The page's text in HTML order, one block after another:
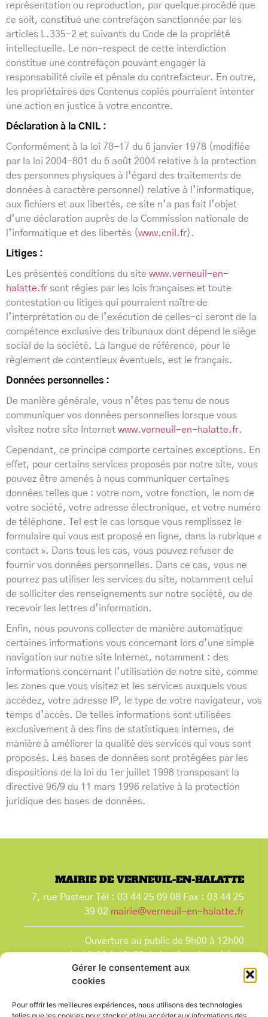
Gérer le consentement aux
cookies
Pour offrir les meilleures expériences, nous utilisons des technologies
représentation ou reproduction, par quelque procédé que
ce soit, constitue une contrefaçon sanctionnée par les
articles L.335-2 et suivants du Code de la propriété
intellectuelle. Le non-respect de cette interdiction
constitue une contrefaçon pouvant engager la
responsabilité civile et pénale du contrefacteur. En outre,
les propriétaires des Contenus copiés pourraient intenter
une action en justice à votre encontre.
Déclaration à la CNIL :
Conformément à la loi 78-17 du 6 janvier 1978 (modifiée
par la loi 2004-801 du 6 août 2004 relative à la protection
des personnes physiques à l’égard des traitements de
données à caractère personnel) relative à l’informatique,
aux fichiers et aux libertés, ce site n’a pas fait l’objet
d’une déclaration auprès de la Commission nationale de
l’informatique et des libertés (www.cnil.fr).
Litiges :
Les présentes conditions du site www.verneuil-en-
halatte.fr sont régies par les lois françaises et toute
contestation ou litiges qui pourraient naître de
l’interprétation ou de l’exécution de celles-ci seront de la
compétence exclusive des tribunaux dont dépend le siège
social de la société. La langue de référence, pour le
règlement de contentieux éventuels, est le français.
Données personnelles :
De manière générale, vous n’êtes pas tenu de nous
communiquer vos données personnelles lorsque vous
visitez notre site Internet www.verneuil-en-halatte.fr.
Cependant, ce principe comporte certaines exceptions. En
effet, pour certains services proposés par notre site, vous
pouvez être amenés à nous communiquer certaines
données telles que : votre nom, votre fonction, le nom de
votre société, votre adresse électronique, et votre numéro
de téléphone. Tel est le cas lorsque vous remplissez le
formulaire qui vous est proposé en ligne, dans la rubrique «
contact ». Dans tous les cas, vous pouvez refuser de
fournir vos données personnelles. Dans ce cas, vous ne
pourrez pas utiliser les services du site, notamment celui
de solliciter des renseignements sur notre société, ou de
recevoir les lettres d’information.
Enfin, nous pouvons collecter de manière automatique
certaines informations vous concernant lors d’une simple
navigation sur notre site Internet, notamment : des
informations concernant l’utilisation de notre site, comme
les zones que vous visitez et les services auxquels vous
accédez, votre adresse IP, le type de votre navigateur, vos
temps d’accès. De telles informations sont utilisées
exclusivement à des fins de statistiques internes, de
manière à améliorer la qualité des services qui vous sont
proposés. Les bases de données sont protégées par les
dispositions de la loi du 1er juillet 1998 transposant la
directive 96/9 du 11 mars 1996 relative à la protection
juridique des bases de données.
MAIRIE DE VERNEUIL-EN-HALATTE
7, rue Pasteur Tél : 03 44 25 09 08 Fax : 03 44 25
39 02 mairie@verneuil-en-halatte.fr
Ouverture au public de 9h00 à 12h00
et de 14h00 à 18h00 du lundi après-midi au
vendredi,
et le samedi de 9h00 à 12h00.
que les jours fériés.